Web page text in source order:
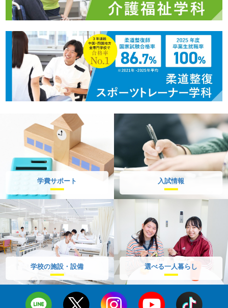
学費サポート 入試情報
学校の施設・設備 選べる一人暮らし